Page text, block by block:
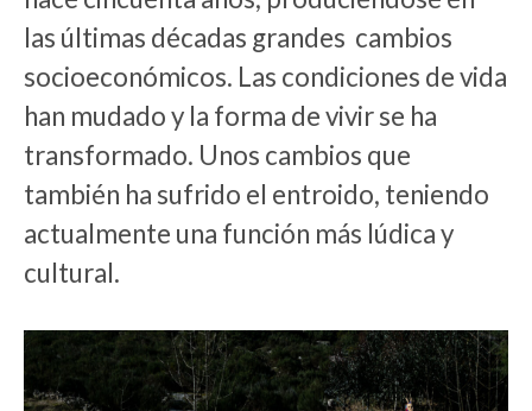
las últimas décadas grandes cambios
socioeconómicos. Las condiciones de vida
han mudado y la forma de vivir se ha
transformado. Unos cambios que
también ha sufrido el entroido, teniendo
actualmente una función más lúdica y
cultural.